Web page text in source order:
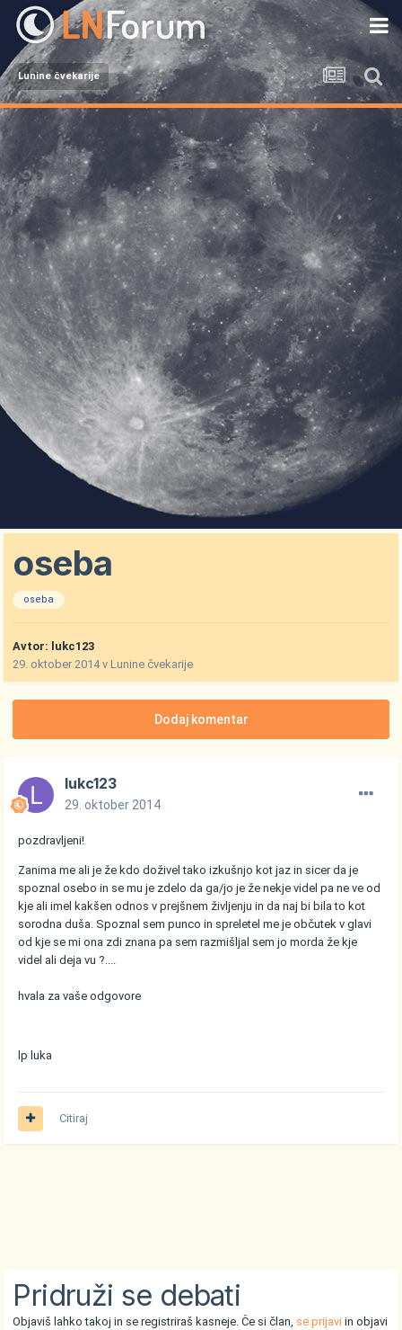
Lunine čvekarije
oseba
oseba
Avtor: lukc123
29. oktober 2014vLunine čvekarije
Dodaj komentar
lukc123
29. oktober 2014
pozdravljeni!
Zanima me ali je že kdo doživel tako izkušnjo kot jaz in sicer da je
spoznal osebo in se mu je zdelo da ga/jo je že nekje videl pa ne ve od
kje ali imel kakšen odnos v prejšnem življenju in da naj bi bila to kot
sorodna duša. Spoznal sem punco in spreletel me je občutek v glavi
od kje se mi ona zdi znana pa sem razmišljal sem jo morda že kje
videl ali deja vu ?....
hvala za vaše odgovore
lp luka
Citiraj
Pridruži se debati
Objaviš lahko takoj in se registriraš kasneje. Če si član, se prijavi in objavi